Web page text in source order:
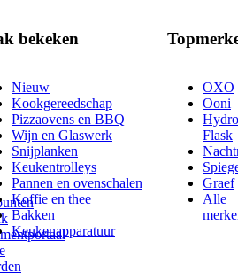
bekeken
Nieuw
Kookgereedschap
Pizzaovens en BBQ
Wijn en Glaswerk
Snijplanken
Keukentrolleys
Pannen en ovenschalen
Koffie en thee
Bakken
Keukenapparatuur
OXO
Ooni
Hydro
Flask
Graef
Alle